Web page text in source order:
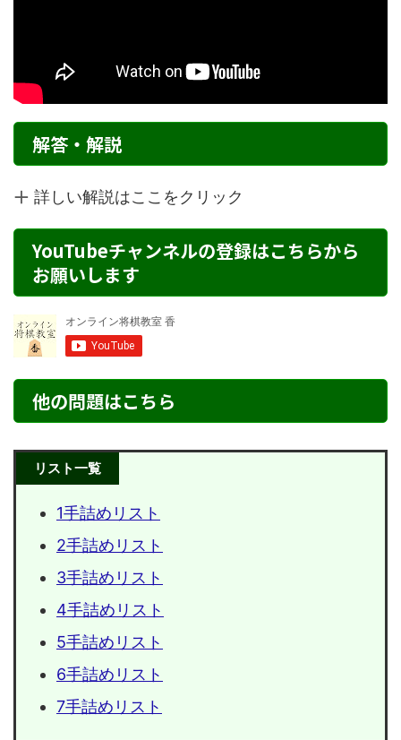
解答・解説
詳しい解説はここをクリック
YouTubeチャンネルの登録はこちらから
お願いします
他の問題はこちら
リスト一覧
1手詰めリスト
2手詰めリスト
3手詰めリスト
4手詰めリスト
5手詰めリスト
6手詰めリスト
7手詰めリスト